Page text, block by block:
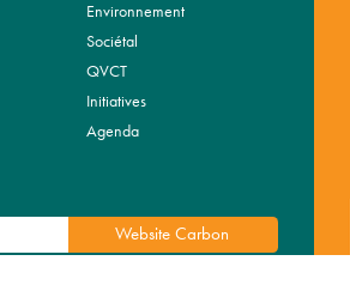
Environnement
Sociétal
QVCT
Initiatives
Agenda
Website Carbon